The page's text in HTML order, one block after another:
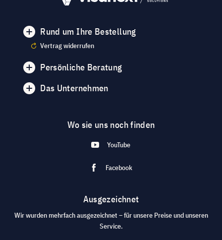
Rund um Ihre Bestellung
Vertrag widerrufen
Persönliche Beratung
Das Unternehmen
Wo sie uns noch finden
YouTube
Facebook
Ausgezeichnet
Wir wurden mehrfach ausgezeichnet – für unsere Preise und unseren
Service.